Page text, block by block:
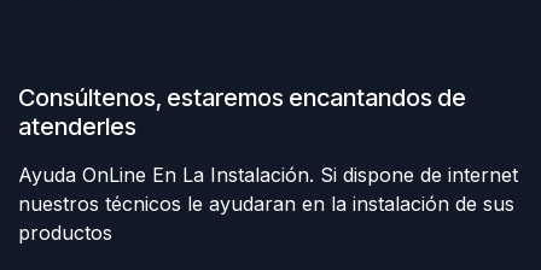
Consúltenos, estaremos encantandos de
atenderles
Ayuda OnLine En La Instalación. Si dispone de internet
nuestros técnicos le ayudaran en la instalación de sus
productos